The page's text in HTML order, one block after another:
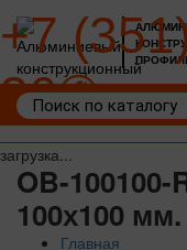
загрузка...
+7
36
OB-
100х100
Главная